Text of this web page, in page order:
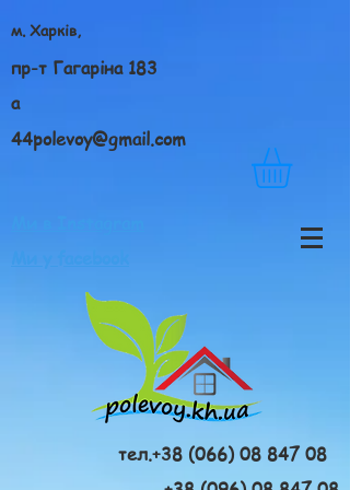
м. Харків,
пр-т Гагаріна 183
а
44polevoy@gmail.com
тел.+38 (066) 08 847 08